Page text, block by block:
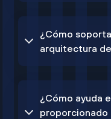
¿Cómo
arquitectura
¿Cómo ayuda
proporcionado